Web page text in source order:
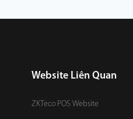
Website Liên Quan
ZKTeco POS Website